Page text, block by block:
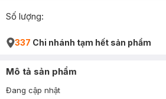
Số lượng:
337 Chi nhánh tạm hết sản phẩm
Mô tả sản phẩm
Đang cập nhật